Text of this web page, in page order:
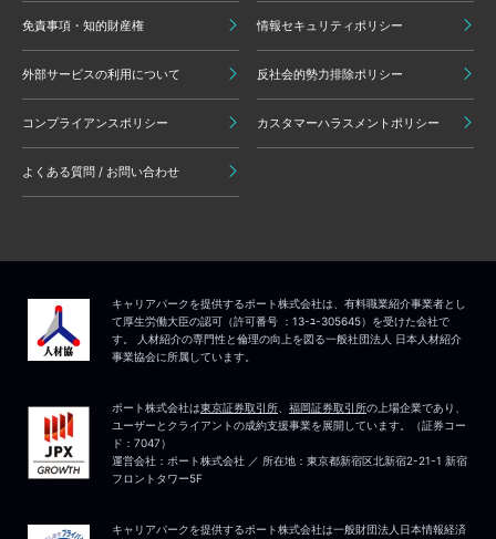
免責事項・知的財産権 情報セキュリティポリシー
外部サービスの利用について 反社会的勢力排除ポリシー
コンプライアンスポリシー カスタマーハラスメントポリシー
よくある質問 / お問い合わせ